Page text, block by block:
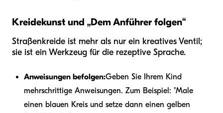
Kreidekunst und „Dem Anführer folgen“
Straßenkreide ist mehr als nur ein kreatives Ventil;
sie ist ein Werkzeug für die rezeptive Sprache.
Anweisungen befolgen:Geben Sie Ihrem Kind
mehrschrittige Anweisungen. Zum Beispiel: "Male
einen blauen Kreis und setze dann einen gelben